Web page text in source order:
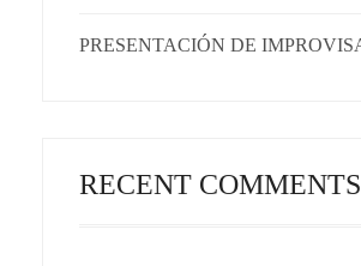
RECENT COMMENTS